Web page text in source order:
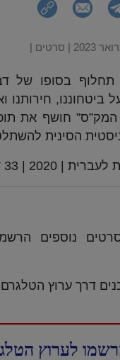
| סרטים
תחלוף בסופו של
ביטחוננו, חירותנו
המק”ס” חושף את
הסינית
| 33 דקות | תיעודי |
נוספים
דרך ערוץ
לערוץ